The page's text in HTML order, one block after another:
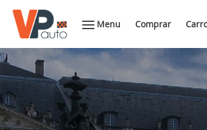
Menu Comprar